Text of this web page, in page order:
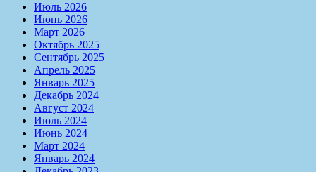
Июль 2026
Июнь 2026
Март 2026
Октябрь 2025
Сентябрь 2025
Апрель 2025
Январь 2025
Декабрь 2024
Август 2024
Июль 2024
Июнь 2024
Март 2024
Январь 2024